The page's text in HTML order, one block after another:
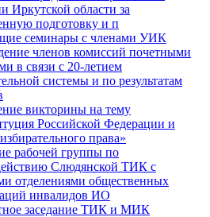
Иркутской области за
подготовку и п
семинары с членами УИК
членов комиссий почетными
в связи с 20-летием
системы и по результатам
викторины на тему
Российской Федерации и
права»
рабочей группы по
Слюдянской ТИК с
отделениями общественных
инвалидов ИО
заседание ТИК и МИК